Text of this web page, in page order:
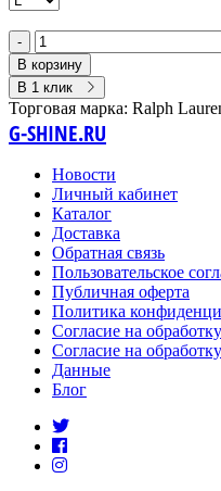
-
В корзину
В 1 клик
Торговая марка: Ralph
G-SHINE.RU
Новости
Личный кабинет
Каталог
Доставка
Обратная связь
Пользовательское
Публичная оферта
Политика
Согласие на
Согласие на
Данные
Блог